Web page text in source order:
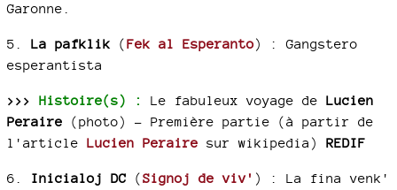
Garonne.
5. La pafklik (Fek al Esperanto) :
Gangstero
esperantista
>>> Histoire(s) : Le fabuleux voyage de Lucien
Peraire (photo) - Première partie (à partir de
l'article Lucien Peraire sur wikipedia) REDIF
6. Inicialoj DC (Signoj de viv' ) : La fina venk'